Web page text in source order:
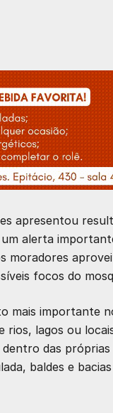
apresentou
alerta
moradores
focos do
mais importante
rios, lagos ou
das
baldes e